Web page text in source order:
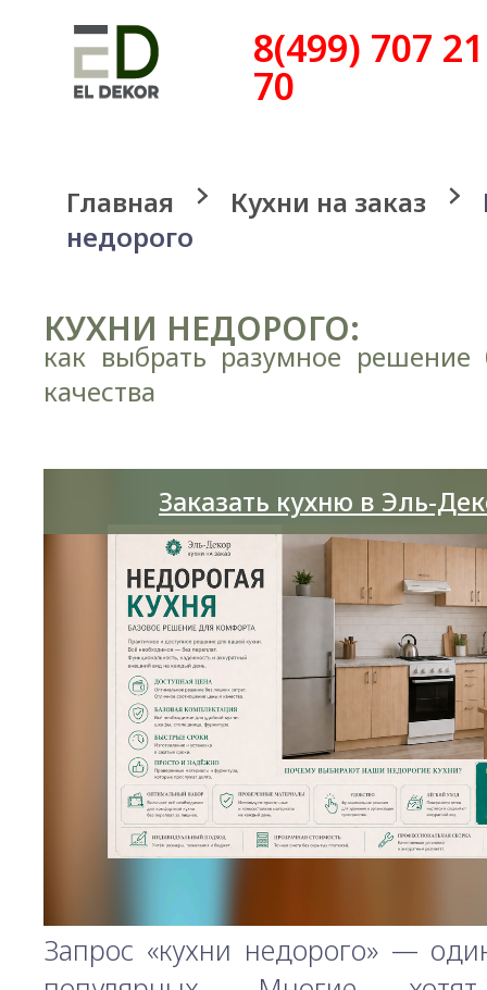
8(499) 707 21
70
Главная Кухни на заказ
недорого
КУХНИ НЕДОРОГО:
как выбрать разумное решение
качества
Заказать кухню в Эль-
Запрос «кухни недорого» —